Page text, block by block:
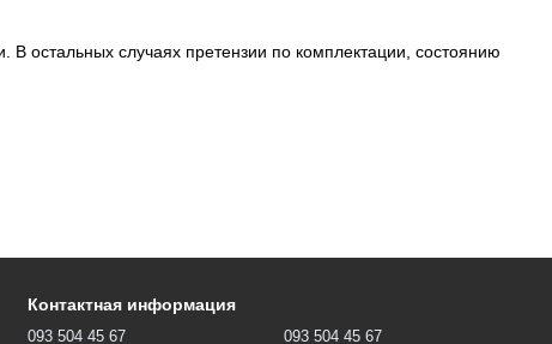
В остальных случаях претензии по комплектации, состоянию
Контактная информация
093 504 45 67 093 504 45 67